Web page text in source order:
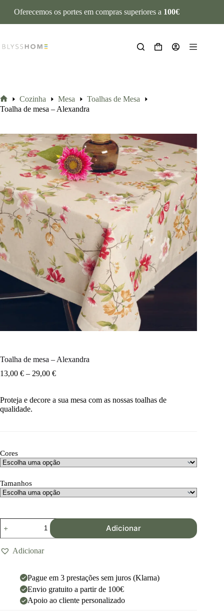
Oferecemos os portes em compras superiores a 100€
Cozinha Mesa
Toalhas de Mesa
Toalha de mesa – Alexandra
Toalha de mesa – Alexandra
13,00 € – 29,00 €
Proteja e decore a sua mesa com as nossas toalhas de
qualidade.
Cores
Tamanhos
Adicionar
Adicionar
Pague em 3 prestações sem juros (Klarna)
Envio gratuito a partir de 100€
Apoio ao cliente personalizado